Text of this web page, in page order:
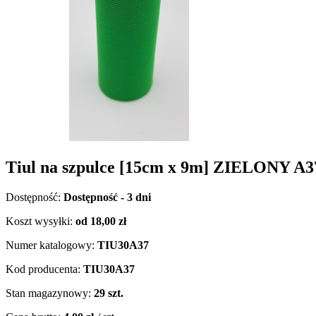
Tiul na szpulce [15cm x 9m] ZIELONY
Dostępność: Dostępność - 3 dni
Koszt wysyłki: od 18,00 zł
Numer katalogowy: TIU30A37
Kod producenta: TIU30A37
Stan magazynowy: 29 szt.